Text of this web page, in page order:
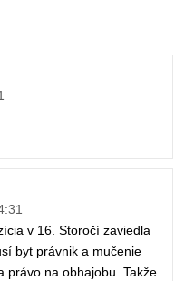
v 16. Storočí zaviedla
byt právnik a mučenie
právo na obhajobu. Takže